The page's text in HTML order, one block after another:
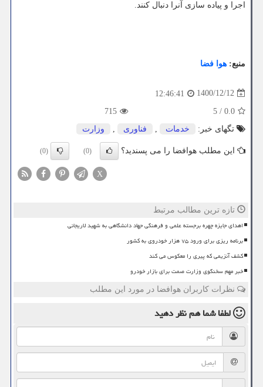
اجرا و پیاده سازی آنرا دنبال کنند.
منبع: هوا فضا
1400/12/12
12:46:41
0.0
/
5
715
تگهای خبر:
خدمات , فناوری , وزارت
این مطلب هوافضا را می پسندید؟ (0)
(0)
X
تازه ترین مطالب مرتبط
اهدای جایزه چهره برجسته علمی و فرهنگی جهاد دانشگاهی به شهید لاریجانی
برنامه ریزی برای ورود ۷۵ هزار خودروی به کشور
کشف آنزیمی که پیری را معکوس می کند
خبر مهم سخنگوی وزارت صمت برای بازار خودرو
نظرات کاربران هوافضا در مورد این مطلب
لطفا شما همنظر دهید